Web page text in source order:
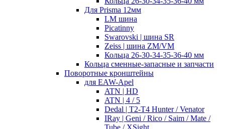
Для Prisma 12мм
LM шина
Picatinny
Swarovski | шина SR
Zeiss | шина ZM/VM
Кольца 26-30-34-35-36-40 мм
Кольца сменные-запасные и запчасти
Поворотные кронштейны
для EAW-Apel
ATN | HD
ATN | 4 / 5
Dedal | T2-T4 Hunter / Venator
IRay | Geni / Rico / Saim / Mate /
Tube / XSight